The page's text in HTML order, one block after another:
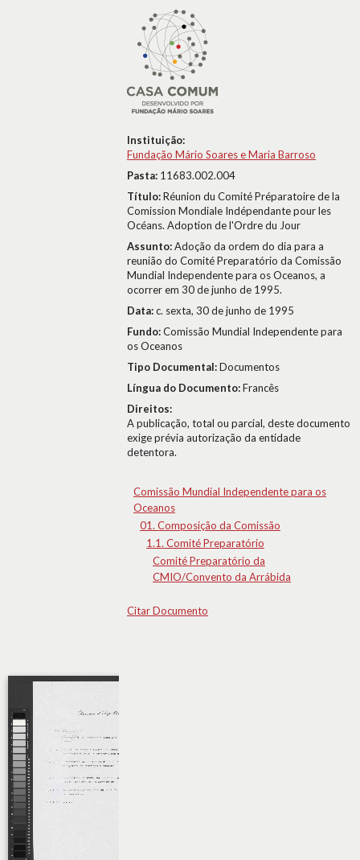
Instituição:
Fundação Mário Soares e Maria Barroso
Pasta: 11683.002.004
Título:Réunion du Comité Préparatoire de la
Comission Mondiale Indépendante pour les
Océans. Adoption de l'Ordre du Jour
Assunto:Adoção da ordem do dia para a
reunião do Comité Preparatório da Comissão
Mundial Independente para os Oceanos, a
ocorrer em 30 de junho de 1995.
Data:c. sexta, 30 de junho de 1995
Fundo:Comissão Mundial Independente para
os Oceanos
Tipo Documental:Documentos
Língua do Documento:Francês
Direitos:
A publicação, total ou parcial, deste documento
exige prévia autorização da entidade
detentora.
Comissão Mundial Independente para os
Oceanos
01. Composição da Comissão
1.1. Comité Preparatório
Comité Preparatório da
CMIO/Convento da Arrábida
Citar Documento